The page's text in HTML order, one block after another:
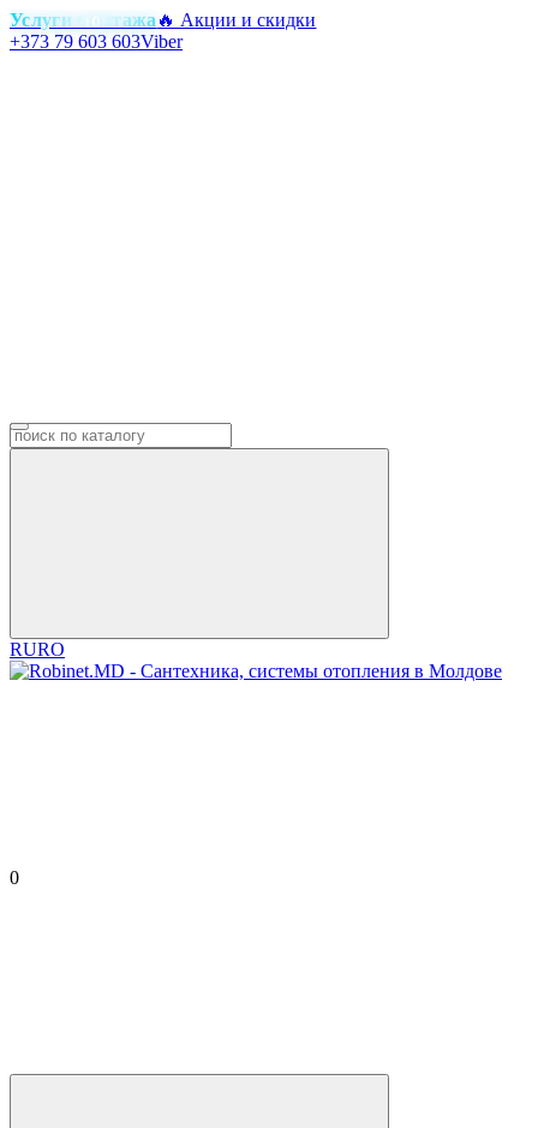
Услуги монтажа 🔥 Акции и скидки
+373 79 603 603Viber
RURO
0